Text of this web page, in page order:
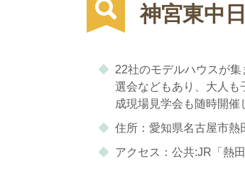
神宮東中
22社のモデルハウスが
選会などもあり、大人も
成現場見学会も随時開催
住所：愛知県名古屋市熱
アクセス：公共:JR「熱